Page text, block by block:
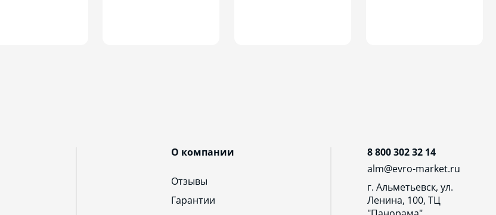
О компании
Отзывы
Гарантии
8 800 302 32 14
alm@evro-market.ru
г. Альметьевск, ул.
Ленина, 100, ТЦ